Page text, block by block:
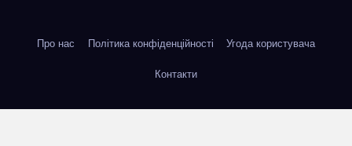
Про нас Політика конфіденційності Угода користувача
Контакти